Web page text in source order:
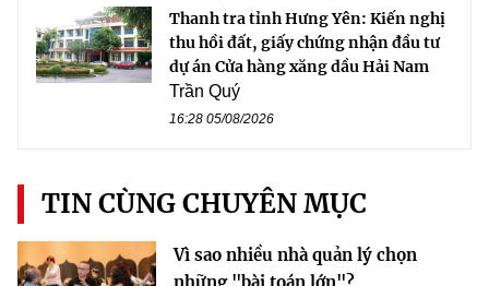
Thanh tra tỉnh Hưng Yên: Kiến nghị
thu hồi đất, giấy chứng nhận đầu tư
dự án Cửa hàng xăng dầu Hải Nam
Trần Quý
16:28 05/08/2026
TIN CÙNG CHUYÊN MỤC
Vì sao nhiều nhà quản lý chọn
những "bài toán lớn"?